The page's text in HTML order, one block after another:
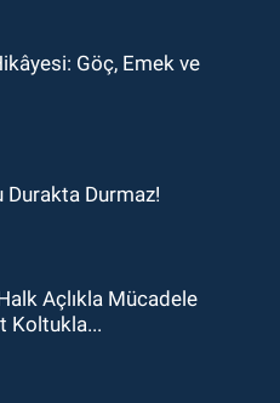
Göç, Emek ve
Durakta Durmaz!
Açlıkla Mücadele
Koltukla...